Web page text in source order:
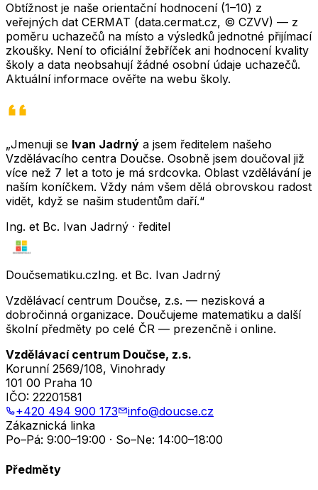
Obtížnost je naše orientační hodnocení (1–10) z
veřejných dat CERMAT (data.cermat.cz, © CZVV) — z
poměru uchazečů na místo a výsledků jednotné přijímací
zkoušky. Není to oficiální žebříček ani hodnocení kvality
školy a data neobsahují žádné osobní údaje uchazečů.
Aktuální informace ověřte na webu školy.
„Jmenuji se Ivan Jadrný a jsem ředitelem našeho
Vzdělávacího centra Doučse. Osobně jsem doučoval již
více než 7 let a toto je má srdcovka. Oblast vzdělávání je
naším koníčkem. Vždy nám všem dělá obrovskou radost
vidět, když se našim studentům daří.“
Ing. et Bc. Ivan Jadrný · ředitel
Doučsematiku.czIng. et Bc. Ivan Jadrný
Vzdělávací centrum Doučse, z.s. — nezisková a
dobročinná organizace. Doučujeme matematiku a další
školní předměty po celé ČR — prezenčně i online.
Vzdělávací centrum Doučse, z.s.
Korunní 2569/108, Vinohrady
101 00 Praha 10
IČO: 22201581
+420 494 900 173
info@doucse.cz
Zákaznická linka
Po–Pá: 9:00–19:00 · So–Ne: 14:00–18:00
Předměty